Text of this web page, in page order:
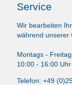
Service
Wir bearbeiten
während unserer
Montags -
10:00 - 16:00 Uhr
Telefon: +49